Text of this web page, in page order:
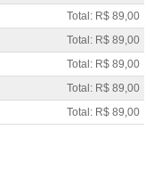
Total: R$ 89,00
Total: R$ 89,00
Total: R$ 89,00
Total: R$ 89,00
Total: R$ 89,00